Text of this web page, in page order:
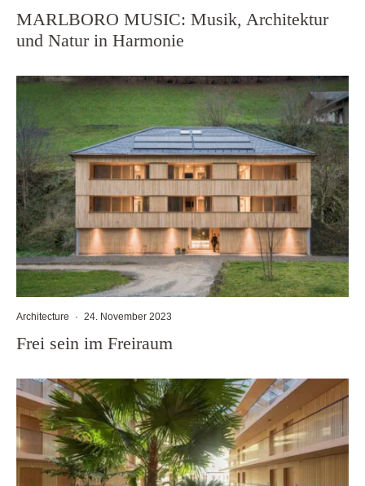
MARLBORO MUSIC: Musik, Architektur
und Natur in Harmonie
Architecture · 24. November 2023
Frei sein im Freiraum